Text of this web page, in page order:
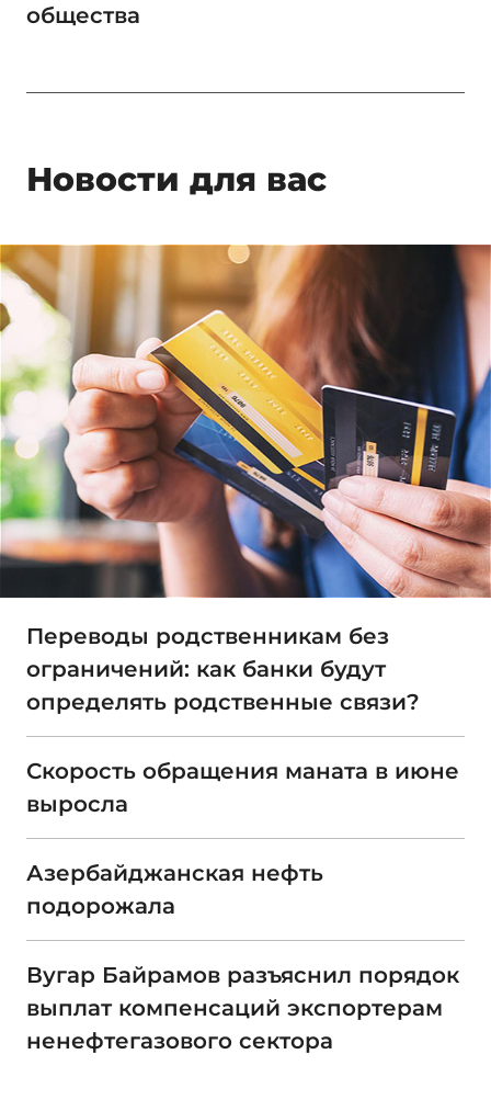
общества
Новости для вас
Переводы родственникам без
ограничений: как банки будут
определять родственные связи?
Скорость обращения маната в июне
выросла
Азербайджанская нефть
подорожала
Вугар Байрамов разъяснил порядок
выплат компенсаций экспортерам
ненефтегазового сектора